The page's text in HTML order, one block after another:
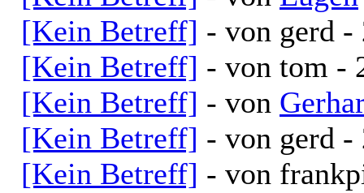
[Kein Betreff] - von gerd -
[Kein Betreff] - von tom -
[Kein Betreff] - von
[Kein Betreff] - von gerd -
[Kein Betreff] - von